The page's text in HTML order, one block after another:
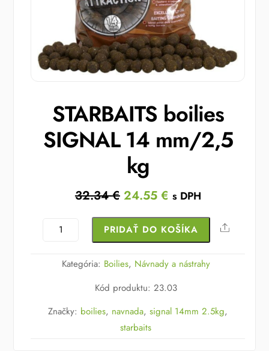
STARBAITS boilies
SIGNAL 14 mm/2,5
kg
32.34€ Original
was:
32.34 €.
24.55 € Current
is:
24.55 €.
s DPH
množstvo
boilies
mm/2,5
PRIDAŤ DO KOŠÍKA Share
Kategória: Boilies, Návnady a nástrahy
Kód produktu: 23.03
Značky: boilies, navnada,signal 14mm 2.5kg,
starbaits